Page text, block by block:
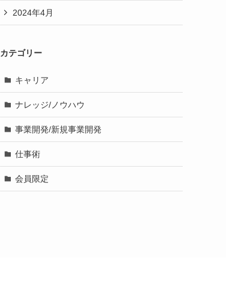
2024年4月
カテゴリー
キャリア
ナレッジ/ノウハウ
事業開発/新規事業開発
仕事術
会員限定